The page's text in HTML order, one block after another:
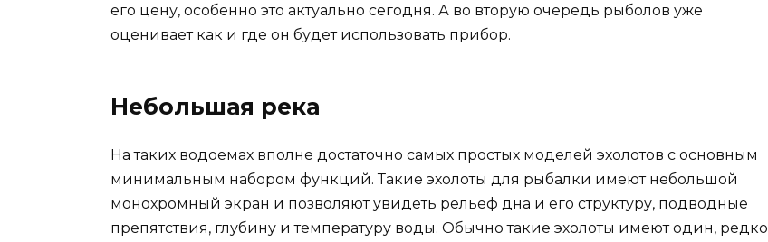
его цену, особенно это актуально сегодня. А во вторую очередь рыболов уже
оценивает как и где он будет использовать прибор.
Небольшая река
На таких водоемах вполне достаточно самых простых моделей эхолотов с основным
минимальным набором функций. Такие эхолоты для рыбалки имеют небольшой
монохромный экран и позволяют увидеть рельеф дна и его структуру, подводные
препятствия, глубину и температуру воды. Обычно такие эхолоты имеют один, редко